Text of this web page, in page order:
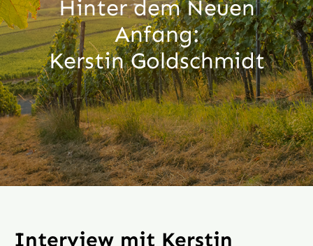
Aktion
Veröffentlichungen
Hinter dem Neuen
Anfang:
Kerstin Goldschmidt
Interview mit Kerstin